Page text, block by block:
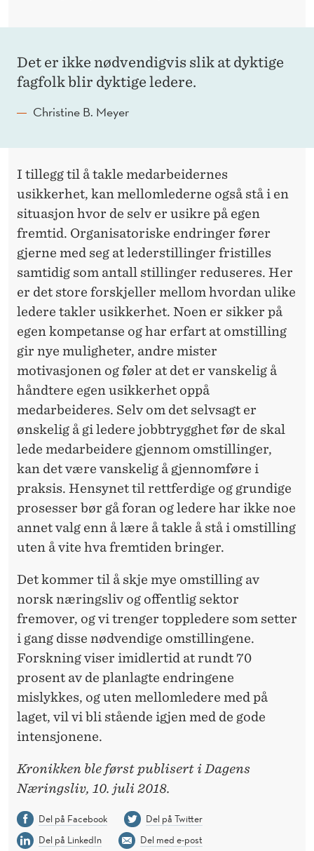
Det er ikke nødvendigvis slik at dyktige
fagfolk blir dyktige ledere.
Christine B. Meyer
I tillegg til å takle medarbeidernes
usikkerhet, kan mellomlederne også stå i en
situasjon hvor de selv er usikre på egen
fremtid. Organisatoriske endringer fører
gjerne med seg at lederstillinger fristilles
samtidig som antall stillinger reduseres. Her
er det store forskjeller mellom hvordan ulike
ledere takler usikkerhet. Noen er sikker på
egen kompetanse og har erfart at omstilling
gir nye muligheter, andre mister
motivasjonen og føler at det er vanskelig å
håndtere egen usikkerhet oppå
medarbeideres. Selv om det selvsagt er
ønskelig å gi ledere jobbtrygghet før de skal
lede medarbeidere gjennom omstillinger,
kan det være vanskelig å gjennomføre i
praksis. Hensynet til rettferdige og grundige
prosesser bør gå foran og ledere har ikke noe
annet valg enn å lære å takle å stå i omstilling
uten å vite hva fremtiden bringer.
Det kommer til å skje mye omstilling av
norsk næringsliv og offentlig sektor
fremover, og vi trenger toppledere som setter
i gang disse nødvendige omstillingene.
Forskning viser imidlertid at rundt 70
prosent av de planlagte endringene
mislykkes, og uten mellomledere med på
laget, vil vi bli stående igjen med de gode
intensjonene.
Kronikken ble først publisert i Dagens
Næringsliv, 10. juli 2018.
Del på Facebook
Del på Twitter
Del på LinkedIn
Del med e-post